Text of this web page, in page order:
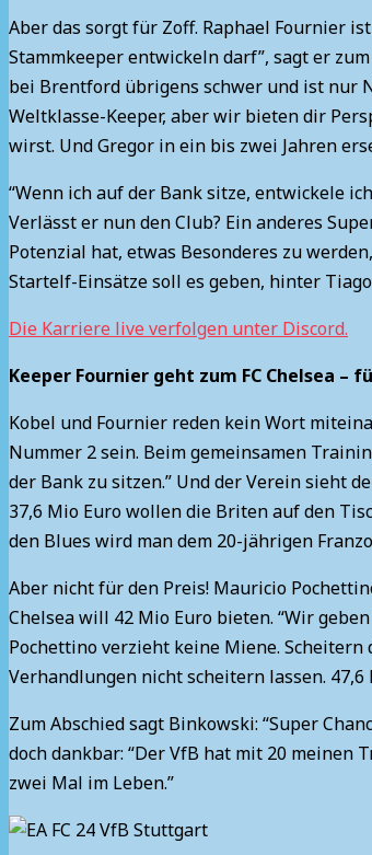
Aber das sorgt für Zoff. Raphael Fournier
Stammkeeper entwickeln darf”, sagt er
bei Brentford übrigens schwer und ist nur
Weltklasse-Keeper, aber wir bieten dir
wirst. Und Gregor in ein bis zwei Jahren
“Wenn ich auf der Bank sitze, entwickele
Verlässt er nun den Club? Ein anderes
Potenzial hat, etwas Besonderes zu
Startelf-Einsätze soll es geben, hinter
Die Karriere live verfolgen unter Discord.
Keeper Fournier geht zum FC Chelsea –
Kobel und Fournier reden kein Wort
Nummer 2 sein. Beim gemeinsamen
der Bank zu sitzen.” Und der Verein sieht
37,6 Mio Euro wollen die Briten auf den
den Blues wird man dem 20-jährigen
Aber nicht für den Preis! Mauricio
Chelsea will 42 Mio Euro bieten. “Wir
Pochettino verzieht keine Miene.
Verhandlungen nicht scheitern lassen.
Zum Abschied sagt Binkowski: “Super
doch dankbar: “Der VfB hat mit 20 meinen
zwei Mal im Leben.”